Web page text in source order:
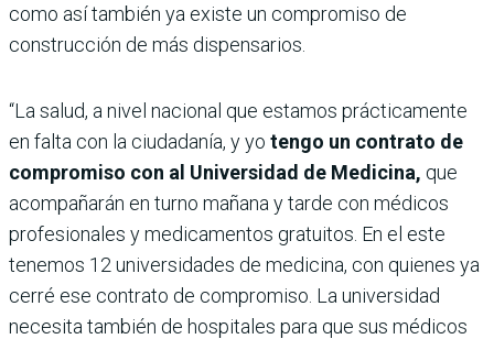
como así también ya existe un compromiso de
construcción de más dispensarios.
“La salud, a nivel nacional que estamos prácticamente
en falta con la ciudadanía, y yo tengo un contrato de
compromiso con al Universidad de Medicina, que
acompañarán en turno mañana y tarde con médicos
profesionales y medicamentos gratuitos. En el este
tenemos 12 universidades de medicina, con quienes ya
cerré ese contrato de compromiso. La universidad
necesita también de hospitales para que sus médicos